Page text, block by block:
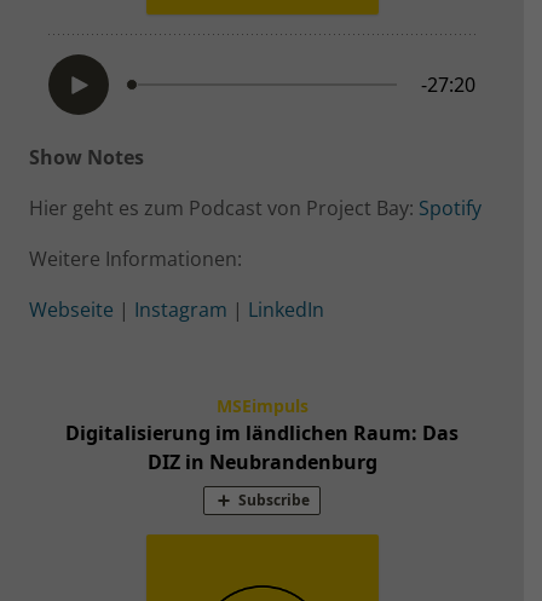
Show Notes
Hier geht es zum Podcast von Project Bay: Spotify
Weitere Informationen:
Webseite | Instagram | LinkedIn